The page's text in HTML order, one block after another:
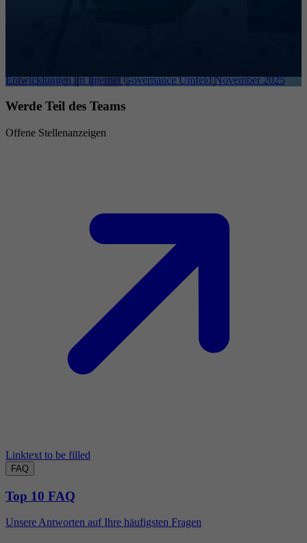
Entwicklungen im Internet Governance Umfeld November 2025
Werde Teil des Teams
Offene Stellenanzeigen
Linktext to be filled
FAQ
Top 10 FAQ
Unsere Antworten auf Ihre häufigsten Fragen